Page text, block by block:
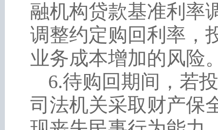
融机构贷款基准利率
调整约定购回利率，
业务成本增加的风险
6.待购回期间，若
司法机关采取财产保